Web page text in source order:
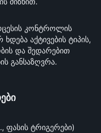
კონტროლის
აქტივების ტიპის,
და შედარებით
განსაზღვრა.
ფასის ტრიგერები)